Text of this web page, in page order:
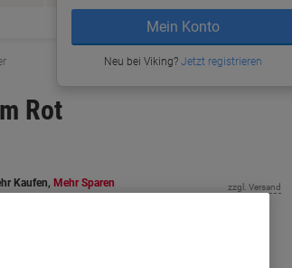
Mein Konto
Neu bei Viking?Jetzt registrieren
Rot
Kaufen, Mehr Sparen zzgl. Versand